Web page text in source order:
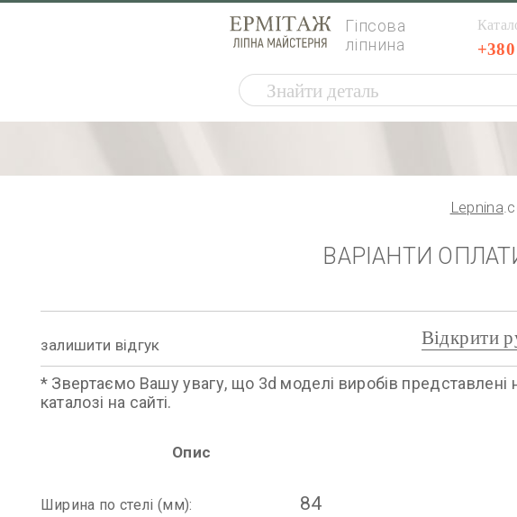
Гіпсова
ліпнина
Lepnina
ВАРІАНТИ
залишити відгук Відкрити
* Звертаємо Вашу увагу, що 3d моделі виробів представлені
каталозі на сайті.
Опис
Ширина по стелі (мм): 84